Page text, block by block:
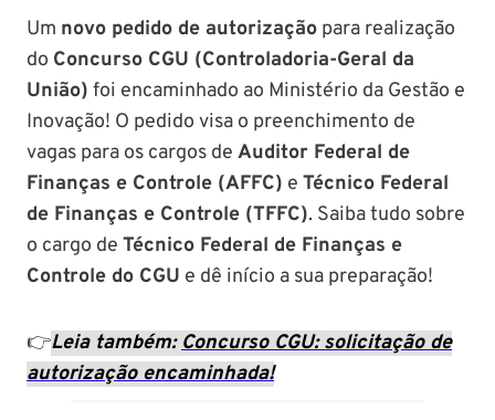
2024
sobre!
edital para
Soldado!
Um novo pedido de autorização para realização
do Concurso CGU (Controladoria-Geral da
União) foi encaminhado ao Ministério da Gestão e
Inovação! O pedido visa o preenchimento de
vagas para os cargos de Auditor Federal de
Finanças e Controle (AFFC) e Técnico Federal
de Finanças e Controle (TFFC). Saiba tudo sobre
o cargo de Técnico Federal de Finanças e
Controle do CGU e dê início a sua preparação!
👉Leia também:Concurso CGU: solicitação de
autorização encaminhada!